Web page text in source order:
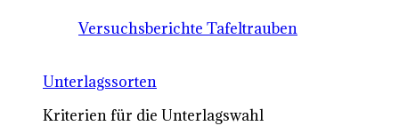
Versuchsberichte Tafeltrauben
Unterlagssorten
Kriterien für die Unterlagswahl